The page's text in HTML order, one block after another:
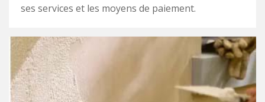
ses services et les moyens de paiement.